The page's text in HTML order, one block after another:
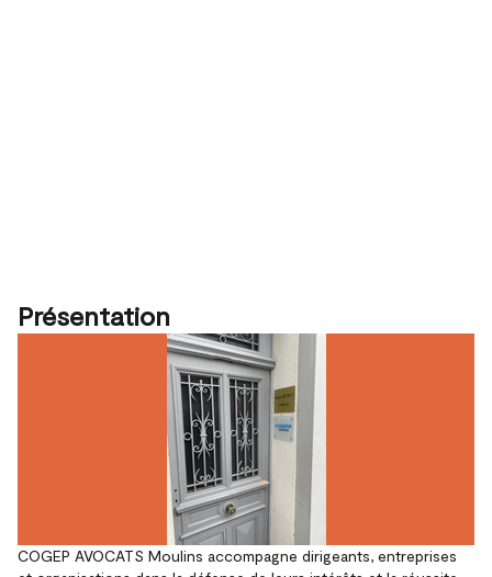
Présentation
COGEP AVOCATS Moulins accompagne dirigeants, entreprises